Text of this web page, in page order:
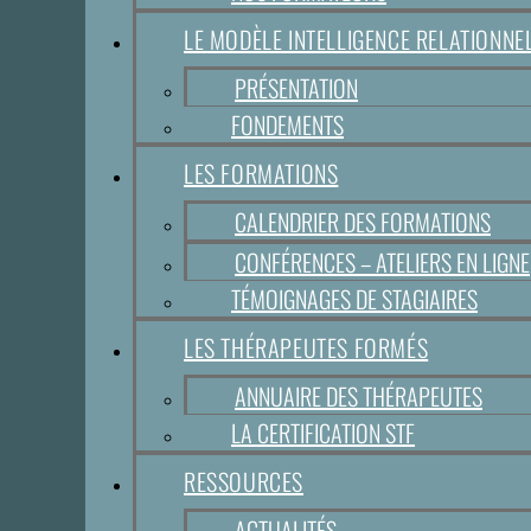
LE MODÈLE INTELLIGENCE
PRÉSENTATION
FONDEMENTS
LES FORMATIONS
CALENDRIER DES FORMATIONS
CONFÉRENCES – ATELIERS EN LIGNE
TÉMOIGNAGES DE STAGIAIRES
LES THÉRAPEUTES FORMÉS
ANNUAIRE DES THÉRAPEUTES
LA CERTIFICATION STF
RESSOURCES